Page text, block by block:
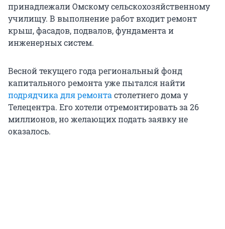
принадлежали Омскому сельскохозяйственному
училищу. В выполнение работ входит ремонт
крыш, фасадов, подвалов, фундамента и
инженерных систем.
Весной текущего года региональный фонд
капитального ремонта уже пытался найти
подрядчика для ремонта столетнего дома у
Телецентра. Его хотели отремонтировать за 26
миллионов, но желающих подать заявку не
оказалось.